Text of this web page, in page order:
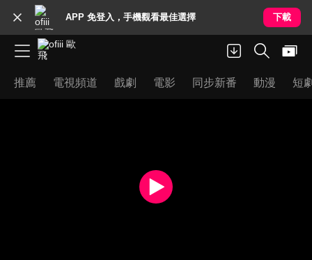
APP 免登入，手機觀看最佳選擇 下載
推薦 電視頻道 戲劇 電影 同步新番 動漫 短